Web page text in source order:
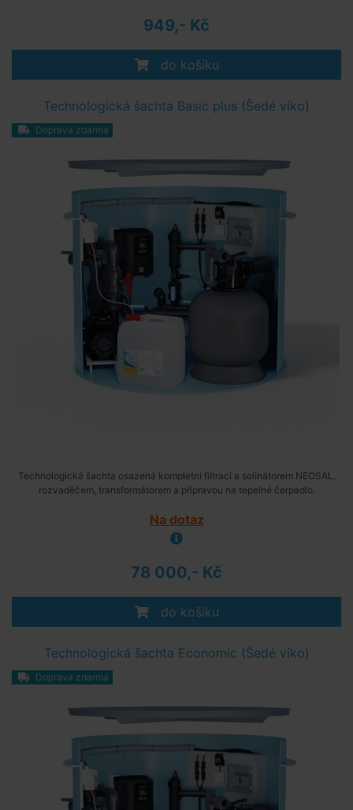
949,- Kč
do košíku
Technologická šachta Basic plus (Šedé víko)
Doprava zdarma
Technologická šachta osazená kompletní filtrací a solinátorem NEOSAL,
rozvaděčem, transformátorem a přípravou na tepelné čerpadlo.
Na dotaz
78 000,- Kč
do košíku
Technologická šachta Economic (Šedé víko)
Doprava zdarma